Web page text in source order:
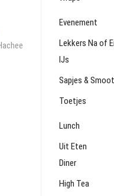
Evenement
Lekkers Na of
IJs
Sapjes &
Toetjes
Lunch
Uit Eten
Diner
High Tea